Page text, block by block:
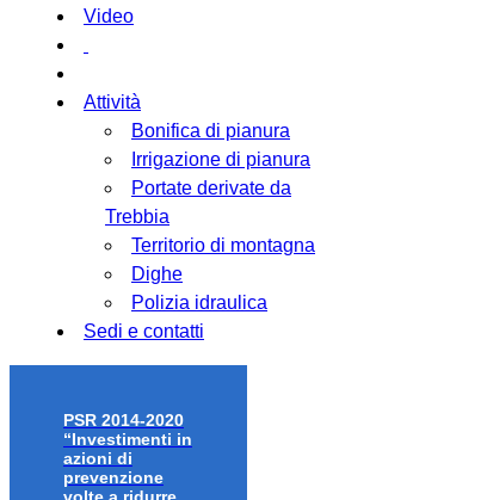
Video
Attività
Bonifica di pianura
Irrigazione di pianura
Portate derivate da
Trebbia
Territorio di montagna
Dighe
Polizia idraulica
Sedi e contatti
PSR 2014-2020
“Investimenti in
azioni di
prevenzione